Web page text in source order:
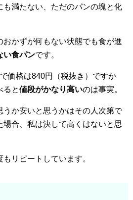
も満たない、ただのパンの塊と化
かずが何もない状態でも食が進
い食パンです。
価格は840円（税抜き）ですか
ると値段がかなり高いのは事実。
うか安いと思うかはその人次第で
合、私は決して高くはないと思
リピートしています。